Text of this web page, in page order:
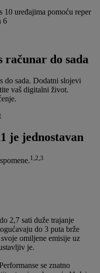
10 uređajima pomoću reper
6
do sada
do sada. Dodatni slojevi
vaš digitalni život.
je jednostavan
1,2,3
2,7 sati duže trajanje
do 3 puta brže
omiljene emisije uz
je.
se znatno